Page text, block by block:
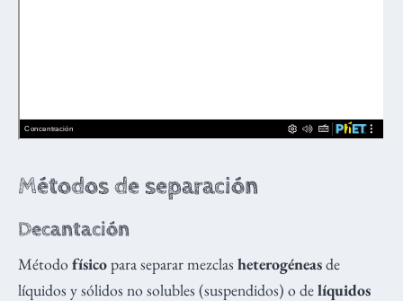
Métodos de separación
Decantación
Método físicopara separar mezclas heterogéneasde
líquidos y sólidos no solubles (suspendidos) o delíquidos